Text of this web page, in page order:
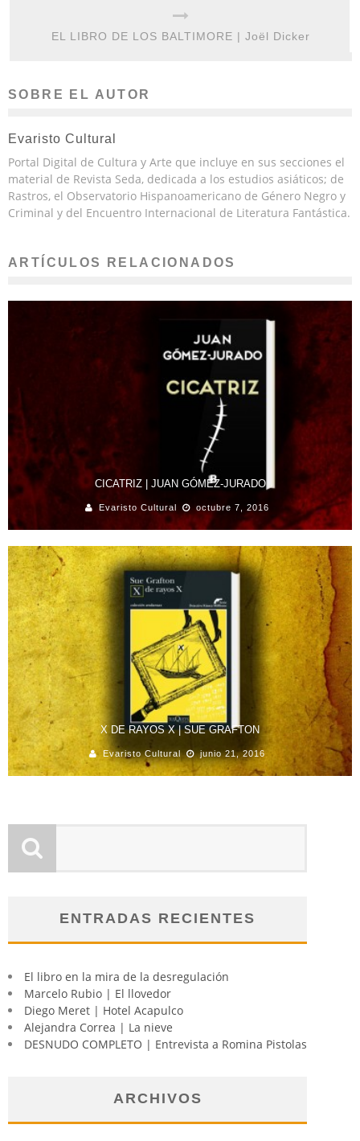
EL LIBRO DE LOS BALTIMORE | Joël Dicker
SOBRE EL AUTOR
Evaristo Cultural
Portal Digital de Cultura y Arte que incluye en sus secciones el
material de Revista Seda, dedicada a los estudios asiáticos; de
Rastros, el Observatorio Hispanoamericano de Género Negro y
Criminal y del Encuentro Internacional de Literatura Fantástica.
ARTÍCULOS RELACIONADOS
CICATRIZ | JUAN GÓMEZ-JURADO
Evaristo Cultural octubre 7, 2016
X DE RAYOS X | SUE GRAFTON
Evaristo Cultural junio 21, 2016
ENTRADAS RECIENTES
El libro en la mira de la desregulación
Marcelo Rubio | El llovedor
Diego Meret | Hotel Acapulco
Alejandra Correa | La nieve
DESNUDO COMPLETO | Entrevista a Romina Pistolas
ARCHIVOS